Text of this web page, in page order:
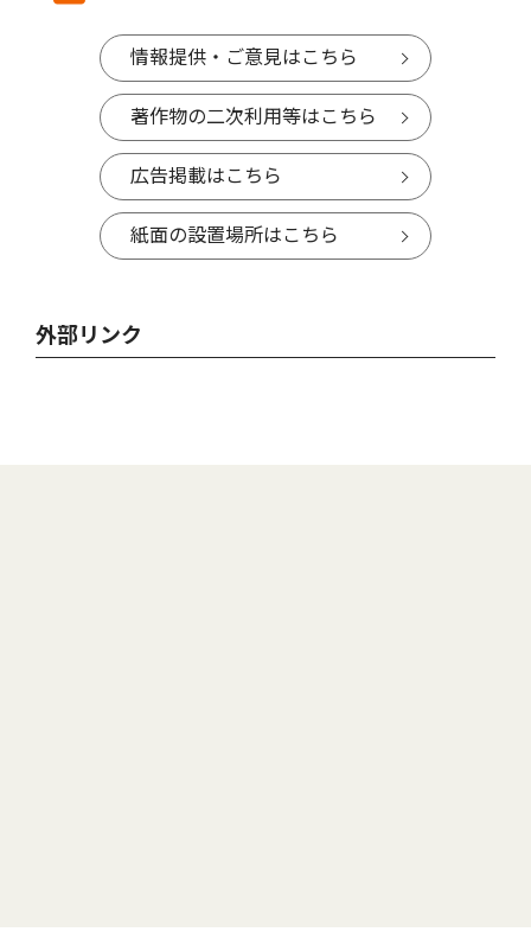
情報提供・ご意見はこちら
著作物の二次利用等はこちら
広告掲載はこちら
紙面の設置場所はこちら
外部リンク